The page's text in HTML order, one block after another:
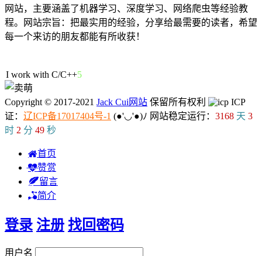
网站，主要涵盖了机器学习、深度学习、网络爬虫等经验教
程。网站宗旨：把最实用的经验，分享给最需要的读者，希望
每一个来访的朋友都能有所收获！
I work with C/)@:6
Copyright © 2017-2021 Jack Cui网站 保留所有权利
ICP
证： 辽ICP备17017404号-1 (●'◡'●)ﾉ 网站稳定运行： 3168 天 3
时 2 分 49 秒
首页
赞赏
留言
简介
登录 注册 找回密码
用户名